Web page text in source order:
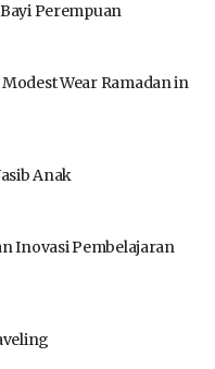
Perempuan
Wear Ramadan in
Anak
Inovasi Pembelajaran